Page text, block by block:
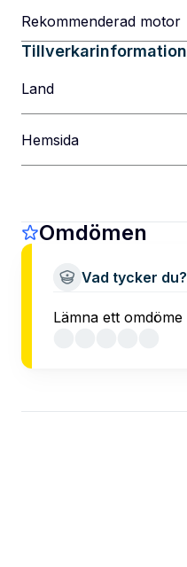
Rekommenderad motor
Tillverkarinformation
Land
Hemsida
Omdömen
Vad tycker du?
Lämna ett omdöme